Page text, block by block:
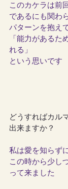
このカケラは前
であるにも関わ
パターンを抱え
「能力があるた
れる」
という思いです
どうすればカル
出来ますか？
私は愛を知らず
この時から少し
って来ました